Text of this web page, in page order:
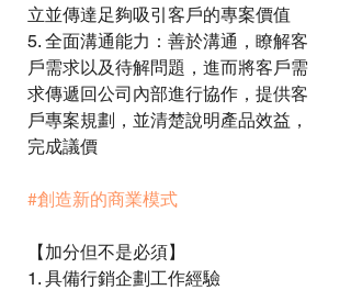
立並傳達足夠吸引客戶的專案價值
5. 全面溝通能力：善於溝通，瞭解客
戶需求以及待解問題，進而將客戶需
求傳遞回公司內部進行協作，提供客
戶專案規劃，並清楚說明產品效益，
完成議價
#創造新的商業模式
【加分但不是必須】
1. 具備行銷企劃工作經驗